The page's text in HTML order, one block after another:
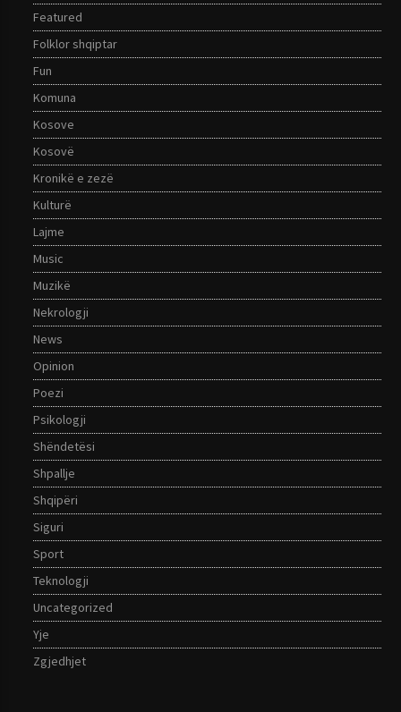
Featured
Folklor shqiptar
Fun
Komuna
Kosove
Kosovë
Kronikë e zezë
Kulturë
Lajme
Music
Muzikë
Nekrologji
News
Opinion
Poezi
Psikologji
Shëndetësi
Shpallje
Shqipëri
Siguri
Sport
Teknologji
Uncategorized
Yje
Zgjedhjet